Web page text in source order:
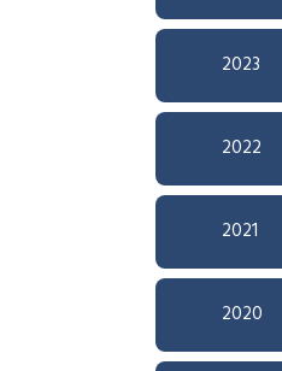
2023
2022
2021
2020